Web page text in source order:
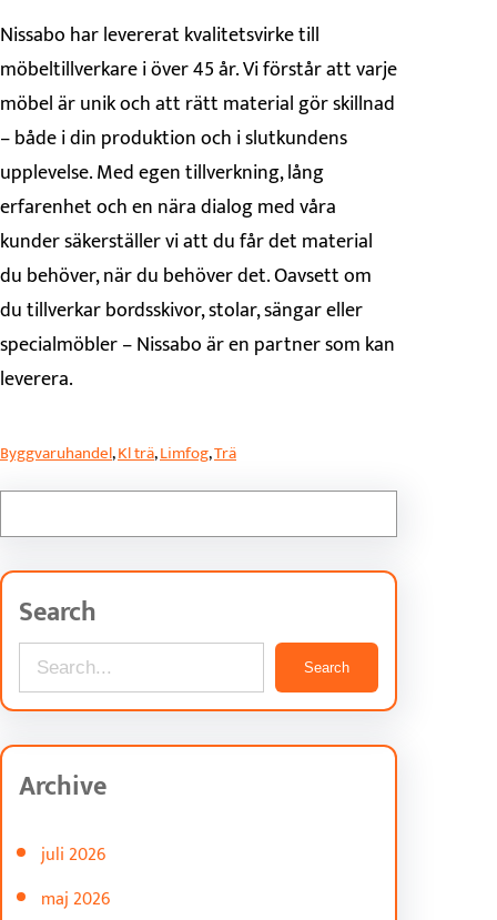
Nissabo har levererat kvalitetsvirke till
möbeltillverkare i över 45 år. Vi förstår att varje
möbel är unik och att rätt material gör skillnad
– både i din produktion och i slutkundens
upplevelse. Med egen tillverkning, lång
erfarenhet och en nära dialog med våra
kunder säkerställer vi att du får det material
du behöver, när du behöver det. Oavsett om
du tillverkar bordsskivor, stolar, sängar eller
specialmöbler – Nissabo är en partner som kan
leverera.
Byggvaruhandel, Kl trä, Limfog, Trä
Search
e
c
Search
Archive
juli 2026
maj 2026